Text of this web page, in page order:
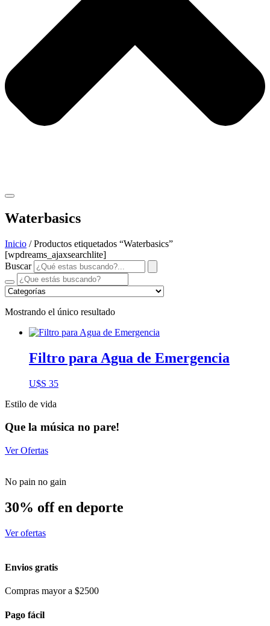
Waterbasics
Inicio / Productos etiquetados “Waterbasics”
[wpdreams_ajaxsearchlite]
Buscar
Mostrando el único resultado
Filtro para Agua de Emergencia
U$S 35
Estilo de vida
Que la música no pare!
Ver Ofertas
No pain no gain
30% off en deporte
Ver ofertas
Envios gratis
Compras mayor a $2500
Pago fácil